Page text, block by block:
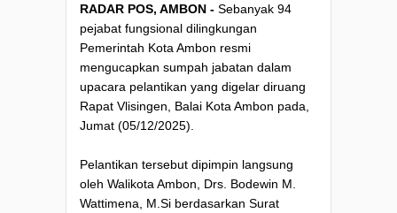
RADAR POS, AMBON - Sebanyak 94
pejabat fungsional dilingkungan
Pemerintah Kota Ambon resmi
mengucapkan sumpah jabatan dalam
upacara pelantikan yang digelar diruang
Rapat Vlisingen, Balai Kota Ambon pada,
Jumat (05/12/2025).
Pelantikan tersebut dipimpin langsung
oleh Walikota Ambon, Drs. Bodewin M.
Wattimena, M.Si berdasarkan Surat